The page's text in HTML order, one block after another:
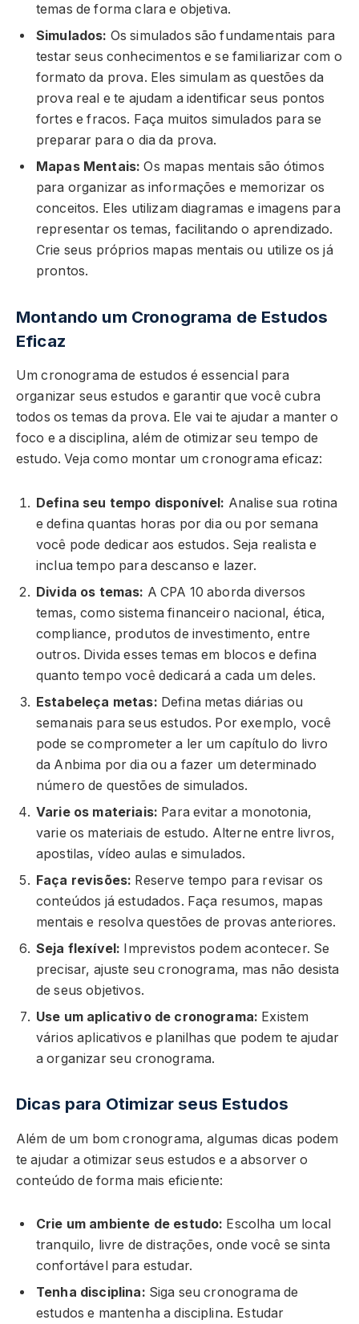
temas de forma clara e objetiva.
Simulados: Os simulados são fundamentais para
testar seus conhecimentos e se familiarizar com o
formato da prova. Eles simulam as questões da
prova real e te ajudam a identificar seus pontos
fortes e fracos. Faça muitos simulados para se
preparar para o dia da prova.
Mapas Mentais: Os mapas mentais são ótimos
para organizar as informações e memorizar os
conceitos. Eles utilizam diagramas e imagens para
representar os temas, facilitando o aprendizado.
Crie seus próprios mapas mentais ou utilize os já
prontos.
Montando um Cronograma de Estudos
Eficaz
Um cronograma de estudos é essencial para
organizar seus estudos e garantir que você cubra
todos os temas da prova. Ele vai te ajudar a manter o
foco e a disciplina, além de otimizar seu tempo de
estudo. Veja como montar um cronograma eficaz:
Defina seu tempo disponível: Analise sua rotina
e defina quantas horas por dia ou por semana
você pode dedicar aos estudos. Seja realista e
inclua tempo para descanso e lazer.
Divida os temas: A CPA 10 aborda diversos
temas, como sistema financeiro nacional, ética,
compliance, produtos de investimento, entre
outros. Divida esses temas em blocos e defina
quanto tempo você dedicará a cada um deles.
Estabeleça metas: Defina metas diárias ou
semanais para seus estudos. Por exemplo, você
pode se comprometer a ler um capítulo do livro
da Anbima por dia ou a fazer um determinado
número de questões de simulados.
Varie os materiais: Para evitar a monotonia,
varie os materiais de estudo. Alterne entre livros,
apostilas, vídeo aulas e simulados.
Faça revisões: Reserve tempo para revisar os
conteúdos já estudados. Faça resumos, mapas
mentais e resolva questões de provas anteriores.
Seja flexível: Imprevistos podem acontecer. Se
precisar, ajuste seu cronograma, mas não desista
de seus objetivos.
Use um aplicativo de cronograma: Existem
vários aplicativos e planilhas que podem te ajudar
a organizar seu cronograma.
Dicas para Otimizar seus Estudos
Além de um bom cronograma, algumas dicas podem
te ajudar a otimizar seus estudos e a absorver o
conteúdo de forma mais eficiente:
Crie um ambiente de estudo: Escolha um local
tranquilo, livre de distrações, onde você se sinta
confortável para estudar.
Tenha disciplina: Siga seu cronograma de
estudos e mantenha a disciplina. Estudar